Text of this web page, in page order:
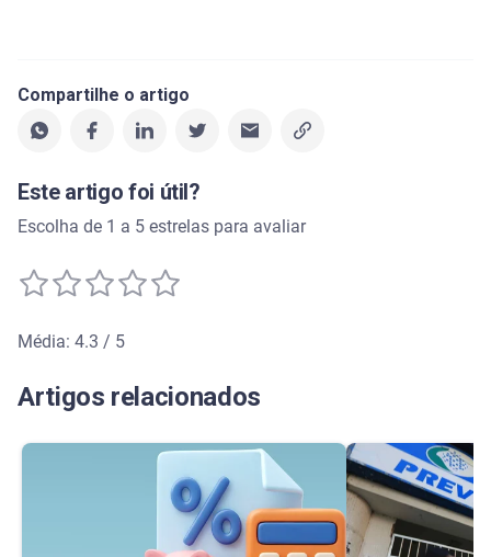
Compartilhe o artigo
Este artigo foi útil?
Escolha de 1 a 5 estrelas para avaliar
Média: 4.3 / 5
Artigos relacionados